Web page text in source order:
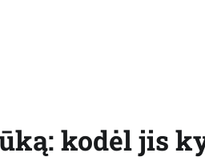
kodėl jis